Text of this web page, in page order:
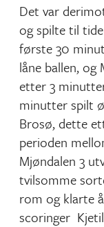
Det var
og spilte til
første 30
låne ballen, og
etter 3
minutter spilt
Brosø, dette
perioden
Mjøndalen 3
tvilsomme
rom og klarte
scoringer